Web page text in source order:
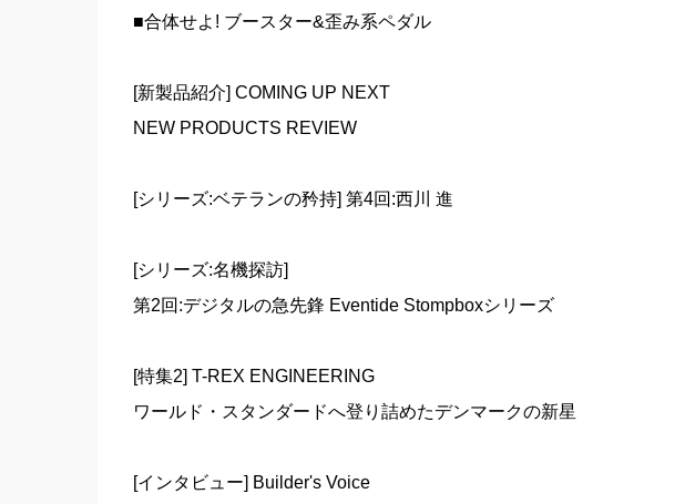
■合体せよ! ブースター&歪み系ペダル
[新製品紹介] COMING UP NEXT
NEW PRODUCTS REVIEW
[シリーズ:ベテランの矜持] 第4回:西川 進
[シリーズ:名機探訪]
第2回:デジタルの急先鋒 Eventide Stompboxシリーズ
[特集2] T-REX ENGINEERING
ワールド・スタンダードへ登り詰めたデンマークの新星
[インタビュー] Builder's Voice